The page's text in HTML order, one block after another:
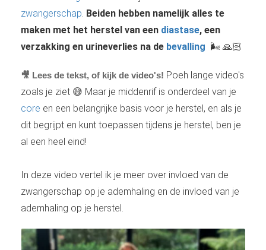
zwangerschap Beiden hebben namelijk alles te
maken met het herstel van een diastase, een
verzakking en urineverlies na de bevalling 🌬️ 🙏🏻
🎥 Lees de tekst, of kijk de video's! Poeh lange video's
zoals je ziet 😅 Maar je middenrif is onderdeel van je
core en een belangrijke basis voor je herstel, en als je
dit begrijpt en kunt toepassen tijdens je herstel, ben je
al een heel eind!
In deze video vertel ik je meer over invloed van de
zwangerschap op je ademhaling en de invloed van je
ademhaling op je herstel.